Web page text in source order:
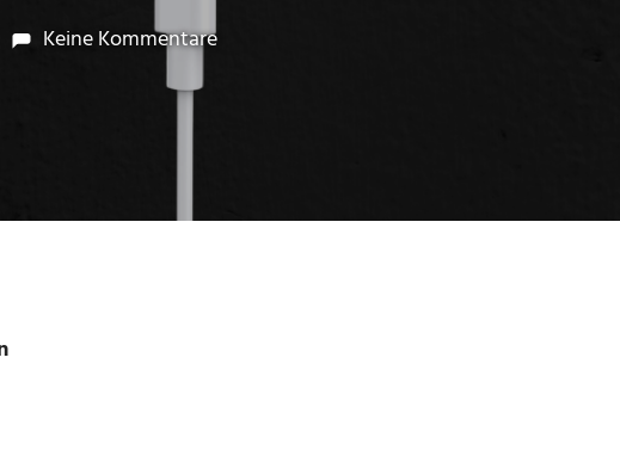
Keine Kommentare